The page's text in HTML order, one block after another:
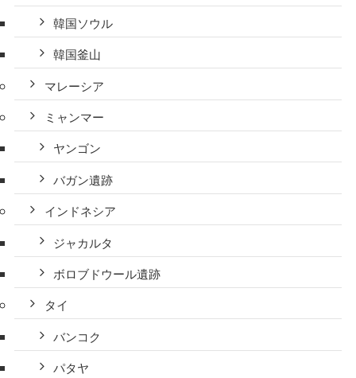
韓国ソウル
韓国釜山
マレーシア
ミャンマー
ヤンゴン
バガン遺跡
インドネシア
ジャカルタ
ボロブドウール遺跡
タイ
バンコク
パタヤ